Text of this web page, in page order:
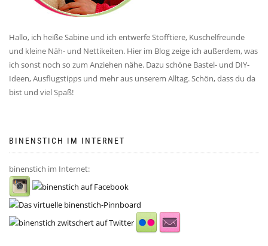
Hallo, ich heiße Sabine und ich entwerfe Stofftiere, Kuschelfreunde
und kleine Näh- und Nettikeiten. Hier im Blog zeige ich außerdem, was
ich sonst noch so zum Anziehen nähe. Dazu schöne Bastel- und DIY-
Ideen, Ausflugstipps und mehr aus unserem Alltag. Schön, dass du da
bist und viel Spaß!
BINENSTICH IM INTERNET
binenstich im Internet: